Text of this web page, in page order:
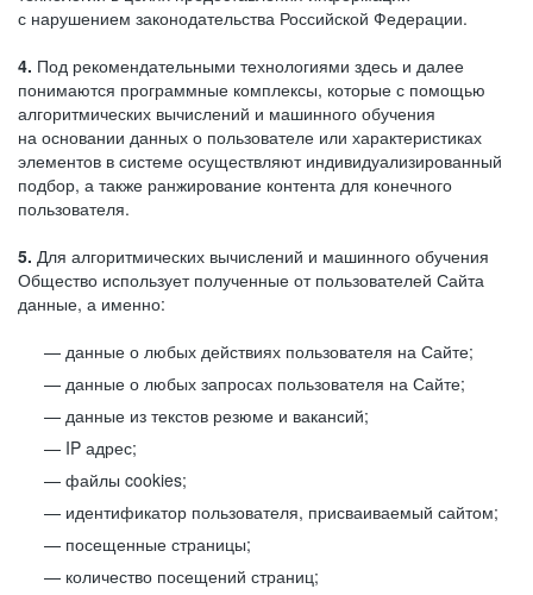
с нарушением законодательства Российской Федерации.
4. Под рекомендательными технологиями здесь и далее
понимаются программные комплексы, которые с помощью
алгоритмических вычислений и машинного обучения
на основании данных о пользователе или характеристиках
элементов в системе осуществляют индивидуализированный
подбор, а также ранжирование контента для конечного
пользователя.
5. Для алгоритмических вычислений и машинного обучения
Общество использует полученные от пользователей Сайта
данные, а именно:
данные о любых действиях пользователя на Сайте;
данные о любых запросах пользователя на Сайте;
данные из текстов резюме и вакансий;
IP адрес;
файлы cookies;
идентификатор пользователя, присваиваемый сайтом;
посещенные страницы;
количество посещений страниц;